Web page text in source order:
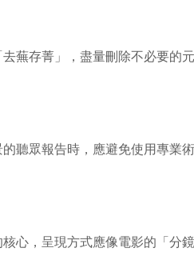
蕪存菁」，盡量刪除不必要的
聽眾報告時，應避免使用專業
心，呈現方式應像電影的「分